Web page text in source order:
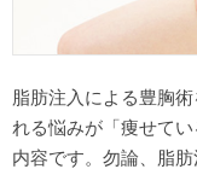
脂肪注入による豊胸
れる悩みが「痩せて
内容です。勿論、脂